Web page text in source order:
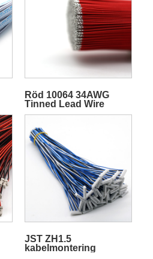
Röd 10064 34AWG
Tinned Lead Wire
Electric Wire Harness
Customizable
JST ZH1.5
kabelmontering